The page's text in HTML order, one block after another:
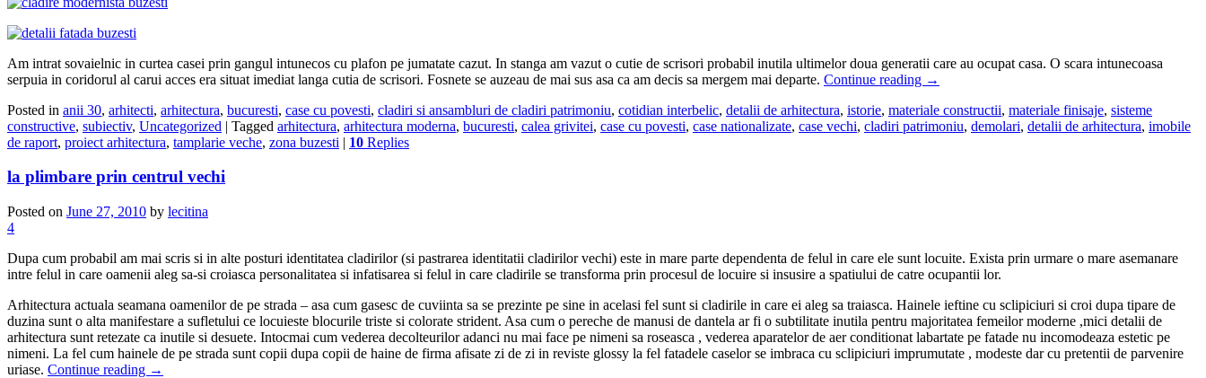
Am intrat sovaielnic in curtea casei prin gangul intunecos cu plafon pe jumatate cazut. In stanga am vazut o cutie de scrisori probabil inutila ultimelor doua generatii care au ocupat casa. O scara intunecoasa
serpuia in coridorul al carui acces era situat imediat langa cutia de scrisori. Fosnete se auzeau de mai sus asa ca am decis sa mergem mai departe. Continue reading →
Posted in anii 30, arhitecti, arhitectura, bucuresti, case cu povesti, cladiri si ansambluri de cladiri patrimoniu, cotidian interbelic, detalii de arhitectura, istorie, materiale constructii, materiale finisaje, sisteme
constructive, subiectiv, Uncategorized | Tagged arhitectura, arhitectura moderna, bucuresti, calea grivitei, case cu povesti, case nationalizate, case vechi, cladiri patrimoniu, demolari, detalii de arhitectura, imobile
de raport, proiect arhitectura, tamplarie veche, zona buzesti | 10 Replies
la plimbare prin centrul vechi
Posted on June 27, 2010 by lecitina
4
Dupa cum probabil am mai scris si in alte posturi identitatea cladirilor (si pastrarea identitatii cladirilor vechi) este in mare parte dependenta de felul in care ele sunt locuite. Exista prin urmare o mare asemanare
intre felul in care oamenii aleg sa-si croiasca personalitatea si infatisarea si felul in care cladirile se transforma prin procesul de locuire si insusire a spatiului de catre ocupantii lor.
Arhitectura actuala seamana oamenilor de pe strada – asa cum gasesc de cuviinta sa se prezinte pe sine in acelasi fel sunt si cladirile in care ei aleg sa traiasca. Hainele ieftine cu sclipiciuri si croi dupa tipare de
duzina sunt o alta manifestare a sufletului ce locuieste blocurile triste si colorate strident. Asa cum o pereche de manusi de dantela ar fi o subtilitate inutila pentru majoritatea femeilor moderne ,mici detalii de
arhitectura sunt retezate ca inutile si desuete. Intocmai cum vederea decolteurilor adanci nu mai face pe nimeni sa roseasca , vederea aparatelor de aer conditionat labartate pe fatade nu incomodeaza estetic pe
nimeni. La fel cum hainele de pe strada sunt copii dupa copii de haine de firma afisate zi de zi in reviste glossy la fel fatadele caselor se imbraca cu sclipiciuri imprumutate , modeste dar cu pretentii de parvenire
uriase. Continue reading →